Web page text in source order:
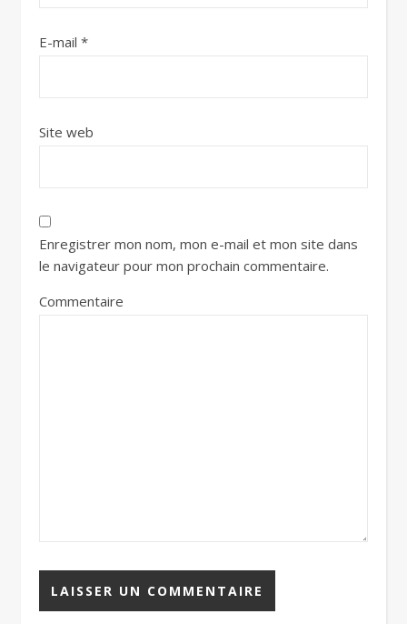
E-mail *
Site web
Enregistrer mon nom, mon e-mail et mon site dans
le navigateur pour mon prochain commentaire.
Commentaire